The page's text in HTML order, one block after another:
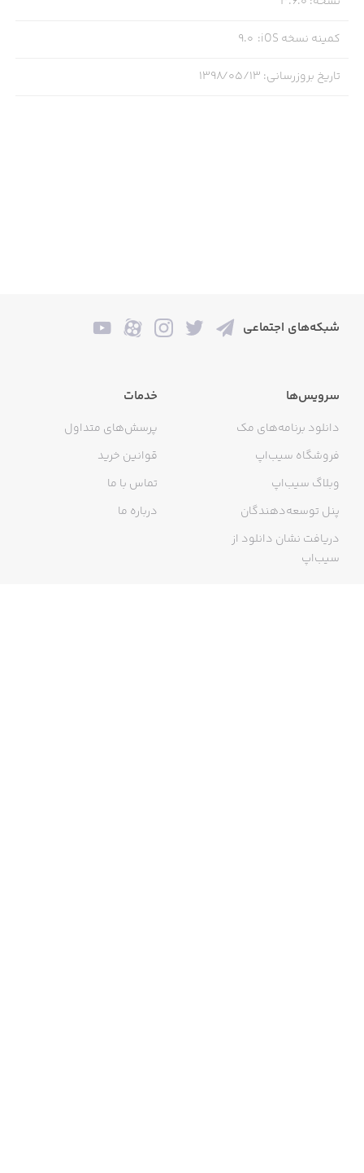
کمینه نسخه iOS :
9.0
تاریخ بروزرسانی: ۱۳۹۸/۰۵/۱۳
شبکه‌های اجتماعی
سرویس‌ها
دانلود برنامه‌های مک
فروشگاه سیب‌اپ
وبلاگ سیب‌اپ
پنل توسعه‌دهندگان
دریافت نشان دانلود از
سیب‌اپ
خدمات
پرسش‌های متداول
قوانین خرید
تماس با ما
درباره ما